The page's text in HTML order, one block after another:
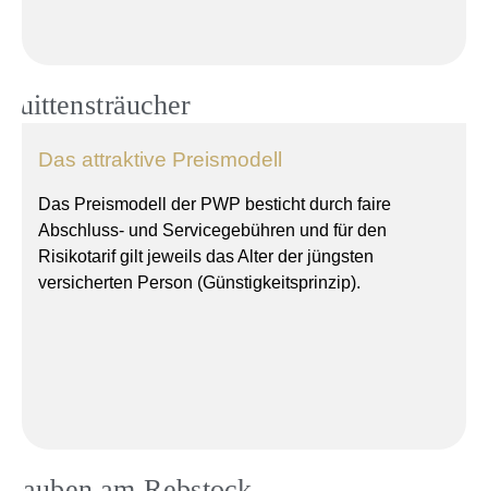
Das attraktive Preismodell
Das Preismodell der PWP besticht durch faire
Abschluss- und Servicegebühren und für den
Risikotarif gilt jeweils das Alter der jüngsten
versicherten Person (Günstigkeitsprinzip).